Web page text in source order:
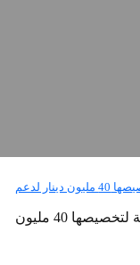
رئيس الوزراء يشيد بشركة الفوسفات الأردنية لتخصيصها 40 مليون